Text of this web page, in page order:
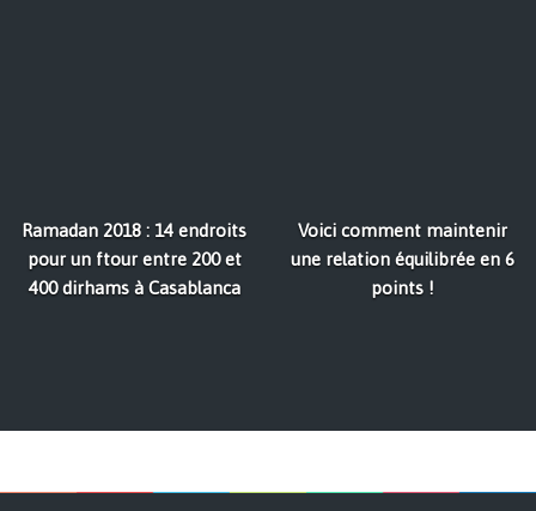
Ramadan 2018 : 14 endroits
pour un ftour entre 200 et
400 dirhams à Casablanca
Voici comment maintenir
une relation équilibrée en 6
points !